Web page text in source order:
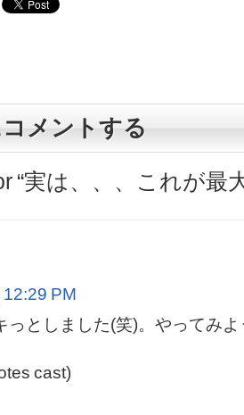
メントする
“実は、、、これが最
PM
っとしました(笑)。やってみ
cast)